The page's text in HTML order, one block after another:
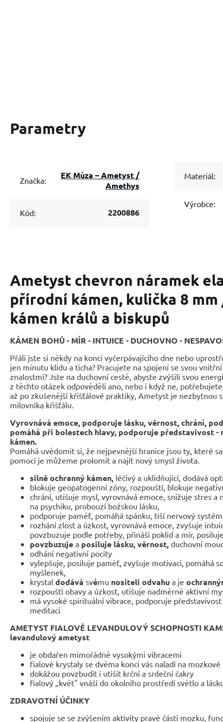
Parametry
Značka:
EK Múza – Ametyst /
Amethys
Kód: 2200886
Materiál:
Výrobce:
Ametyst chevron náramek
přírodní kámen, kulička 8 mm
kámen králů a biskupů
KÁMEN BOHŮ - MÍR - INTUICE - DUCHOVNO -
Přáli jste si někdy na konci vyčerpávajícího dne nebo
jen minutu klidu a ticha? Pracujete na spojení se svou
znalostmi? Jste na duchovní cestě, abyste zvýšili svou
z těchto otázek odpověděli ano, nebo i když ne,
až po zkušenější křišťálové praktiky, Ametyst je nezbytnou
milovníka křišťálu.
Vyrovnává emoce, podporuje lásku, věrnost, chrání,
pomáhá při bolestech hlavy, podporuje představivost -
kámen.
Pomáhá uvědomit si, že nejpevnější hranice jsou ty, které
pomocí je můžeme prolomit a najít nový smysl života.
silně ochranný kámen, léčivý a uklidňující, dodává
blokuje geopatogenní zóny, rozpouští, blokuje
chrání, utišuje mysl, vyrovnává emoce, snižuje stres a
na psychiku, probouzí božskou lásku,
podporuje paměť, pomáhá spánku, tiší nervový
rozhání zlost a úzkost, vyrovnává emoce, zvyšuje
povzbuzuje podle potřeby, přináší poklid a mír,
povzbuzuje a posiluje lásku, věrnost, duchovní
odhání negativní pocity
vylepšuje, posiluje paměť, zvyšuje motivaci, pomáhá
myšlenek,
krystal dodává svému nositeli odvahu a je
rozpouští obavy a úzkost, utišuje nadměrně aktivní
má vysoké spirituální vibrace, podporuje
meditaci
AMETYST FIALOVĚ LEVANDULOVÝ SCHOPNOSTI
levandulový ametyst
je obdařen mimořádně vysokými vibracemi
fialové krystaly se dvěma konci vás naladí na
dokážou povzbudit i utišit krční a srdeční čakry
fialový „květ" vnáší do okolního prostředí světlo a
ZDRAVOTNÍ ÚČINKY
spojuje se se zvýšením aktivity pravé části mozku,